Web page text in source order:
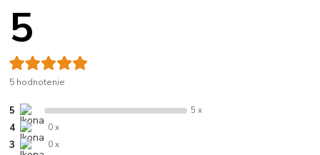
5
5 hodnotenie
5 5 x
4 0 x
3 0 x